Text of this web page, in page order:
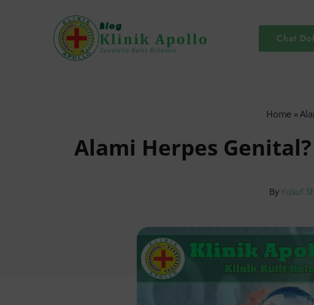
Chat
Home »
Alami Herpes
ByYusuf